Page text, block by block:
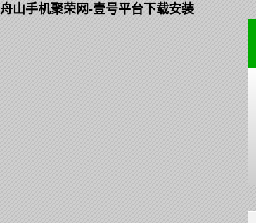
舟山手机聚荣网-壹号平台下载安装